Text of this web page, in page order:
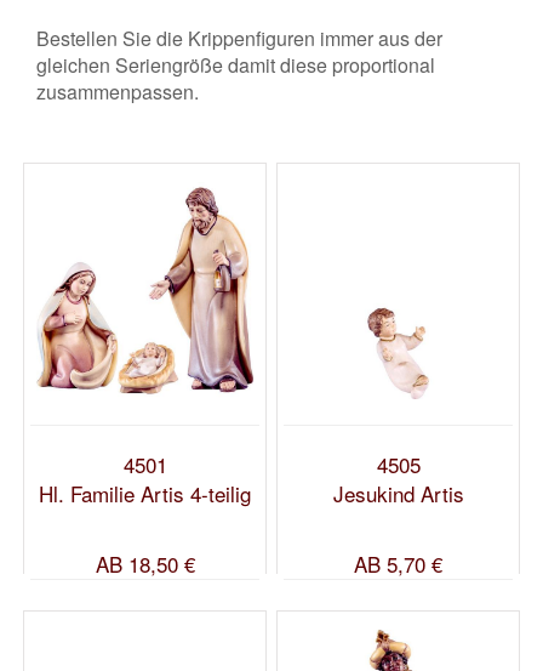
Bestellen Sie die Krippenfiguren immer aus der
gleichen Seriengröße damit diese proportional
zusammenpassen.
4501
Hl. Familie Artis 4-teilig
AB18,50 €
4505
Jesukind Artis
AB 5,70 €